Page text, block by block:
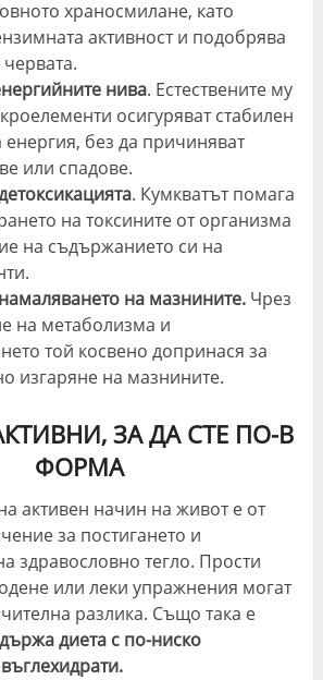
храносмилане, като
активност и подобрява
нива. Естествените му
осигуряват стабилен
енергия, без да причиняват
или спадове.
. Кумкватът помага
на токсините от организма
на съдържанието си на
на мазнините.Чрез
на метаболизма и
той косвено допринася за
изгаряне на мазнините.
ЗА ДА СТЕ ПО-В
ФОРМА
активен начин на живот е от
за постигането и
здравословно тегло. Прости
или леки упражнения могат
разлика. Също така е
диета с по-ниско